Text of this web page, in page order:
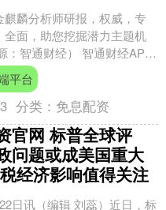
麒麟分析师研报，权威，专
全面，助您挖掘潜力主题机
：智通财经） 智通财经APP
证实，其首席人事官茱莉
....
平台
分类： 免息配资
官网 标普全球评
问题或成美国重大
经济影响值得关注
日讯（编辑 刘蕊）近日，标